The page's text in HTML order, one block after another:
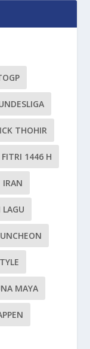
THOHIR
FITRI 1446 H
IRAN
LAGU
MAYA